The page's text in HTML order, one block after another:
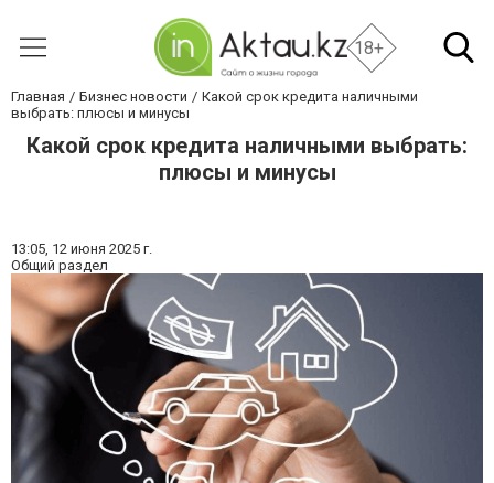
18+
Главная Бизнес новости
Какой срок кредита наличными
выбрать: плюсы и минусы
Какой срок кредита наличными выбрать:
плюсы и минусы
13:05, 12 июня 2025 г.
Общий раздел